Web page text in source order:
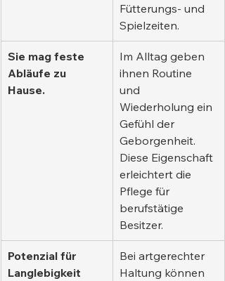
Fütterungs- und
Spielzeiten.
Sie mag feste
Abläufe zu
Hause.
Im Alltag geben
ihnen Routine
und
Wiederholung ein
Gefühl der
Geborgenheit.
Diese Eigenschaft
erleichtert die
Pflege für
berufstätige
Besitzer.
Potenzial für
Langlebigkeit
Bei artgerechter
Haltung können